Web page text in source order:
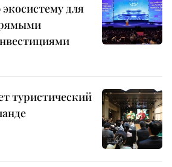
для
туристический